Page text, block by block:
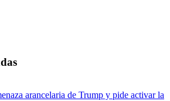
arancelaria de Trump y pide activar la